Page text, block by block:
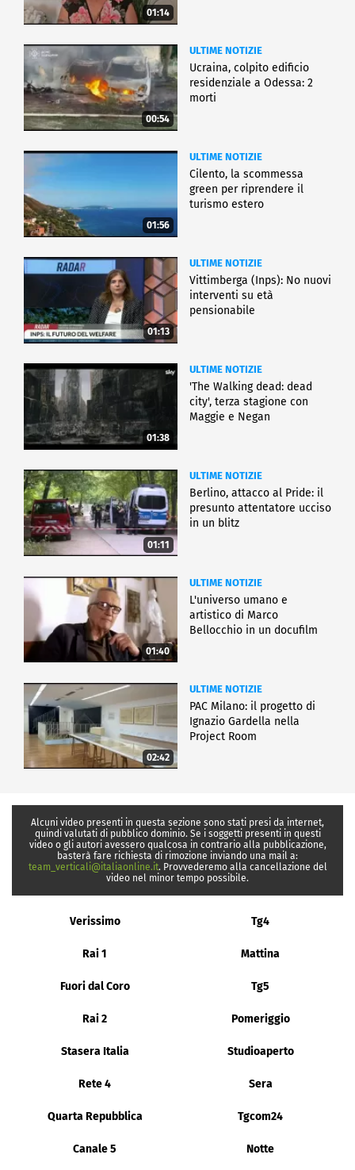
01:14
00:54
ULTIME NOTIZIE
Ucraina, colpito edificio
residenziale a Odessa: 2
morti
01:56
ULTIME NOTIZIE
Cilento, la scommessa
green per riprendere il
turismo estero
01:13
ULTIME NOTIZIE
Vittimberga (Inps): No nuovi
interventi su età
pensionabile
01:38
ULTIME NOTIZIE
'The Walking dead: dead
city', terza stagione con
Maggie e Negan
01:11
ULTIME NOTIZIE
Berlino, attacco al Pride: il
presunto attentatore ucciso
in un blitz
01:40
ULTIME NOTIZIE
L'universo umano e
artistico di Marco
Bellocchio in un docufilm
02:42
ULTIME NOTIZIE
PAC Milano: il progetto di
Ignazio Gardella nella
Project Room
Alcuni video presenti in questa sezione sono stati presi da internet,
quindi valutati di pubblico dominio. Se i soggetti presenti in questi
video o gli autori avessero qualcosa in contrario alla pubblicazione,
basterà fare richiesta di rimozione inviando una mail a:
team_verticali@italiaonline.it. Provvederemo alla cancellazione del
video nel minor tempo possibile.
Verissimo Tg4
Rai 1 Mattina
Fuori dal Coro Tg5
Rai 2 Pomeriggio
Stasera Italia Studioaperto
Rete 4 Sera
Quarta Repubblica Tgcom24
Canale 5 Notte